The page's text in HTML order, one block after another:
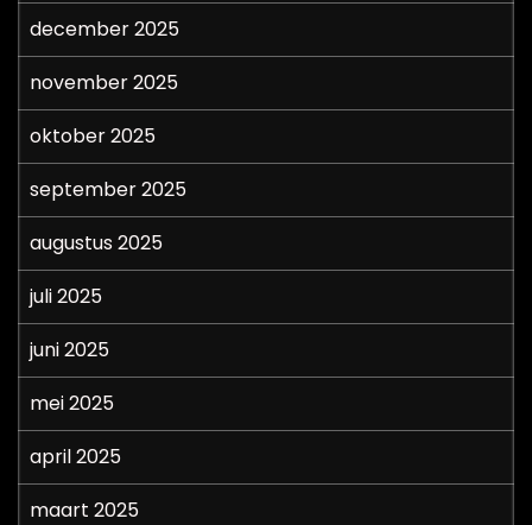
december 2025
november 2025
oktober 2025
september 2025
augustus 2025
juli 2025
juni 2025
mei 2025
april 2025
maart 2025